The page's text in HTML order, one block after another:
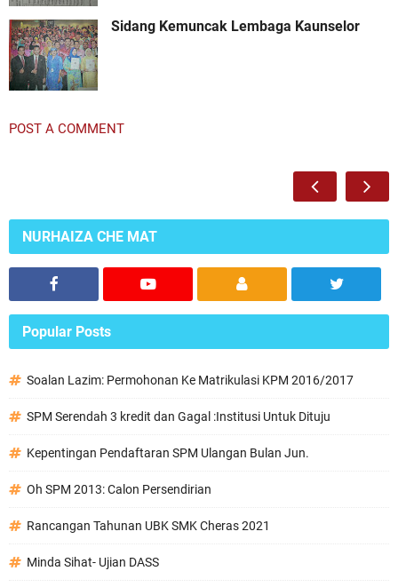
Sidang Kemuncak Lembaga Kaunselor
POST A COMMENT
NURHAIZA CHE MAT
Popular Posts
Soalan Lazim: Permohonan Ke Matrikulasi KPM 2016/2017
SPM Serendah 3 kredit dan Gagal :Institusi Untuk Dituju
Kepentingan Pendaftaran SPM Ulangan Bulan Jun.
Oh SPM 2013: Calon Persendirian
Rancangan Tahunan UBK SMK Cheras 2021
Minda Sihat- Ujian DASS